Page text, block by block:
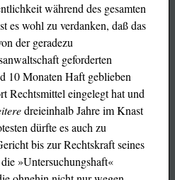
während des gesamten
es wohl zu verdanken, daß das
der geradezu
geforderten
10 Monaten Haft geblieben
Rechtsmittel eingelegt hat und
dreieinhalb Jahre im Knast
dürfte es auch zu
bis zur Rechtskraft seines
»Untersuchungshaft«